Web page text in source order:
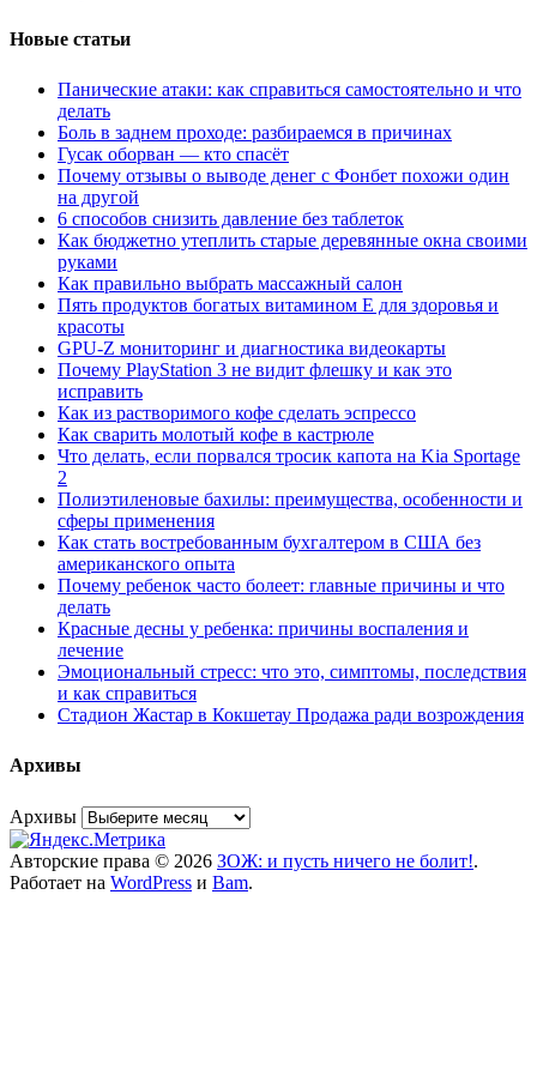
Новые статьи
Панические атаки: как справиться самостоятельно и что
делать
Боль в заднем проходе: разбираемся в причинах
Гусак оборван — кто спасёт
Почему отзывы о выводе денег с Фонбет похожи один
на другой
6 способов снизить давление без таблеток
Как бюджетно утеплить старые деревянные окна своими
руками
Как правильно выбрать массажный салон
Пять продуктов богатых витамином Е для здоровья и
красоты
GPU-Z мониторинг и диагностика видеокарты
Почему PlayStation 3 не видит флешку и как это
исправить
Как из растворимого кофе сделать эспрессо
Как сварить молотый кофе в кастрюле
Что делать, если порвался тросик капота на Kia Sportage
2
Полиэтиленовые бахилы: преимущества, особенности и
сферы применения
Как стать востребованным бухгалтером в США без
американского опыта
Почему ребенок часто болеет: главные причины и что
делать
Красные десны у ребенка: причины воспаления и
лечение
Эмоциональный стресс: что это, симптомы, последствия
и как справиться
Стадион Жастар в Кокшетау Продажа ради возрождения
Архивы
Архивы
Авторские права © 2026 ЗОЖ: и пусть ничего не болит!.
Работает на WordPress и Bam.